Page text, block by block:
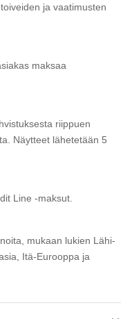
ja vaatimusten
maksaa
riippuen
Näytteet lähetetään 5
Line -maksut.
mukaan lukien Lähi-
Itä-Eurooppa ja